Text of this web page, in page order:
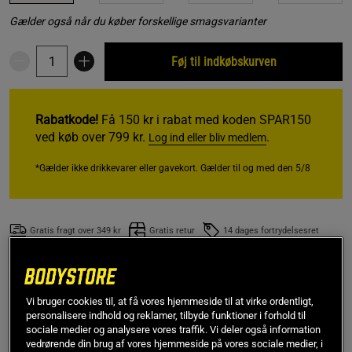
Gælder også når du køber forskellige smagsvarianter
Føj til indkøbskurven
Rabatkode! Få 150 kr i rabat med koden SPAR150
ved køb over 799 kr. Log ind eller bliv medlem.
*Gælder ikke drikkevarer eller gavekort. Gælder til og med den 5/8
Gratis fragt over 349 kr Gratis retur 14 dages fortrydelsesret
SKU #A7745| EAN7350023036399
EAA fra Elexir Pharma er et kosttilskud med essentielle
aminosyrer i pulverform. Pakningen indeholder 300 g,
svarende til 30 dagsdoser.
Vi bruger cookies til, at få vores hjemmeside til at virke ordentligt,
personalisere indhold og reklamer, tilbyde funktioner i forhold til
sociale medier og analysere vores traffik. Vi deler også information
vedrørende din brug af vores hjemmeside på vores sociale medier, i